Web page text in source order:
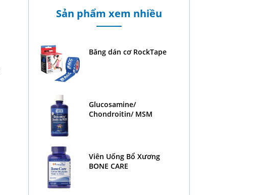
Sản phẩm xem nhiều
Băng dán cơ RockTape
Glucosamine/
Chondroitin/ MSM
Viên Uống Bổ Xương
BONE CARE